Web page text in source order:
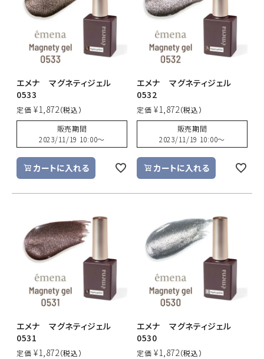
エメナ マグネティジェル
0533
定価 ¥1,872
販売期間
2023/11/19 10:00〜
カートに入れる
エメナ マグネティジェル
0532
定価 ¥1,872
販売期間
2023/11/19 10:00〜
カートに入れる
エメナ マグネティジェル
0531
定価 ¥1,872
エメナ マグネティジェル
0530
定価 ¥1,872